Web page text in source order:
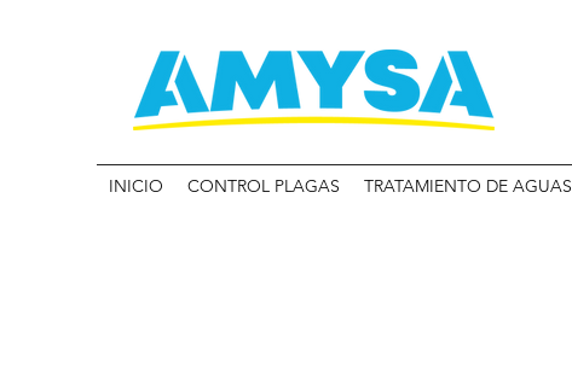
INICIO CONTROL PLAGAS TRATAMIENTO DE AGUAS